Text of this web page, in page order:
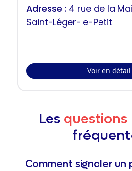
Adresse : 4 rue de la
Saint-Léger-le-Petit
Voir en détail
Les questions
Comment signaler un